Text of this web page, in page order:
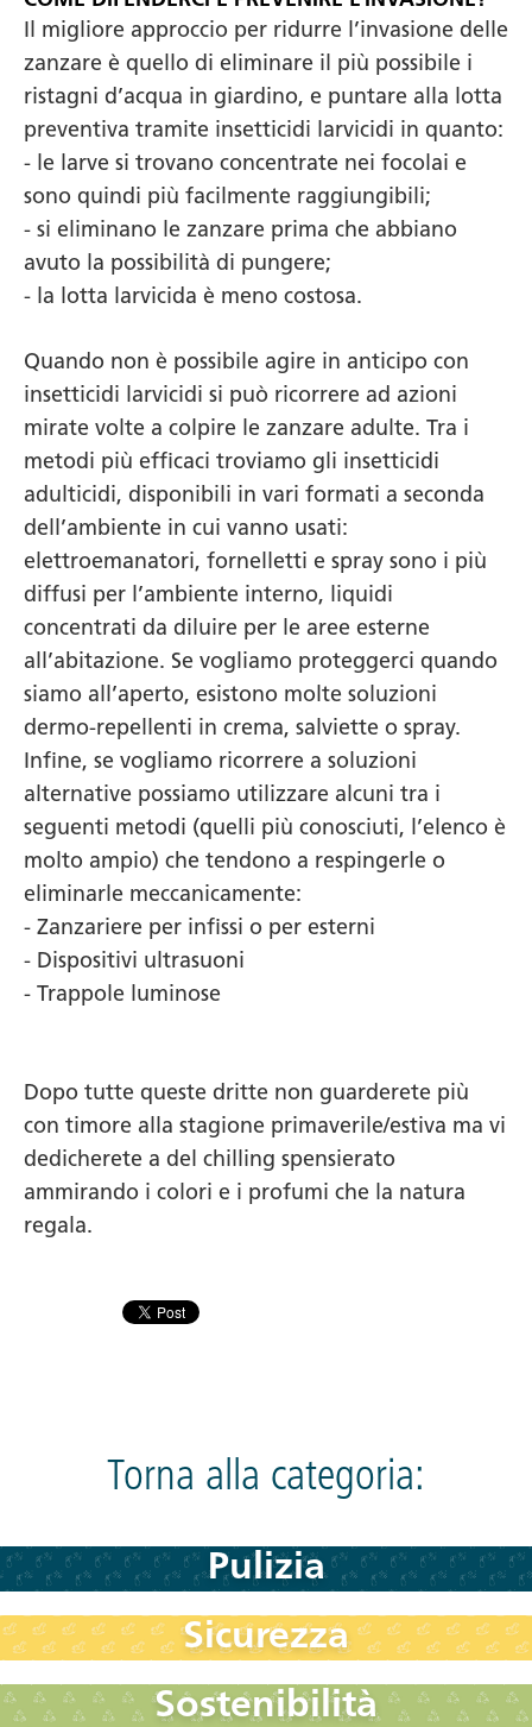
Il migliore approccio per ridurre l’invasione delle
zanzare è quello di eliminare il più possibile i
ristagni d’acqua in giardino, e puntare alla lotta
preventiva tramite insetticidi larvicidi in quanto:
- le larve si trovano concentrate nei focolai e
sono quindi più facilmente raggiungibili;
- si eliminano le zanzare prima che abbiano
avuto la possibilità di pungere;
- la lotta larvicida è meno costosa.
Quando non è possibile agire in anticipo con
insetticidi larvicidi si può ricorrere ad azioni
mirate volte a colpire le zanzare adulte. Tra i
metodi più efficaci troviamo gli insetticidi
adulticidi, disponibili in vari formati a seconda
dell’ambiente in cui vanno usati:
elettroemanatori, fornelletti e spray sono i più
diffusi per l’ambiente interno, liquidi
concentrati da diluire per le aree esterne
all’abitazione. Se vogliamo proteggerci quando
siamo all’aperto, esistono molte soluzioni
dermo-repellenti in crema, salviette o spray.
Infine, se vogliamo ricorrere a soluzioni
alternative possiamo utilizzare alcuni tra i
seguenti metodi (quelli più conosciuti, l’elenco è
molto ampio) che tendono a respingerle o
eliminarle meccanicamente:
- Zanzariere per infissi o per esterni
- Dispositivi ultrasuoni
- Trappole luminose
Dopo tutte queste dritte non guarderete più
con timore alla stagione primaverile/estiva ma vi
dedicherete a del chilling spensierato
ammirando i colori e i profumi che la natura
regala.
Torna alla categoria:
Pulizia
Sicurezza
Sostenibilità